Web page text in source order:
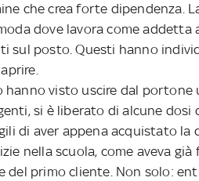
che crea forte dipendenza.
dove lavora come addetta
sul posto. Questi hanno
visto uscire dal portone
si è liberato di alcune dosi
di aver appena acquistato la
nella scuola, come aveva
del primo cliente. Non solo: